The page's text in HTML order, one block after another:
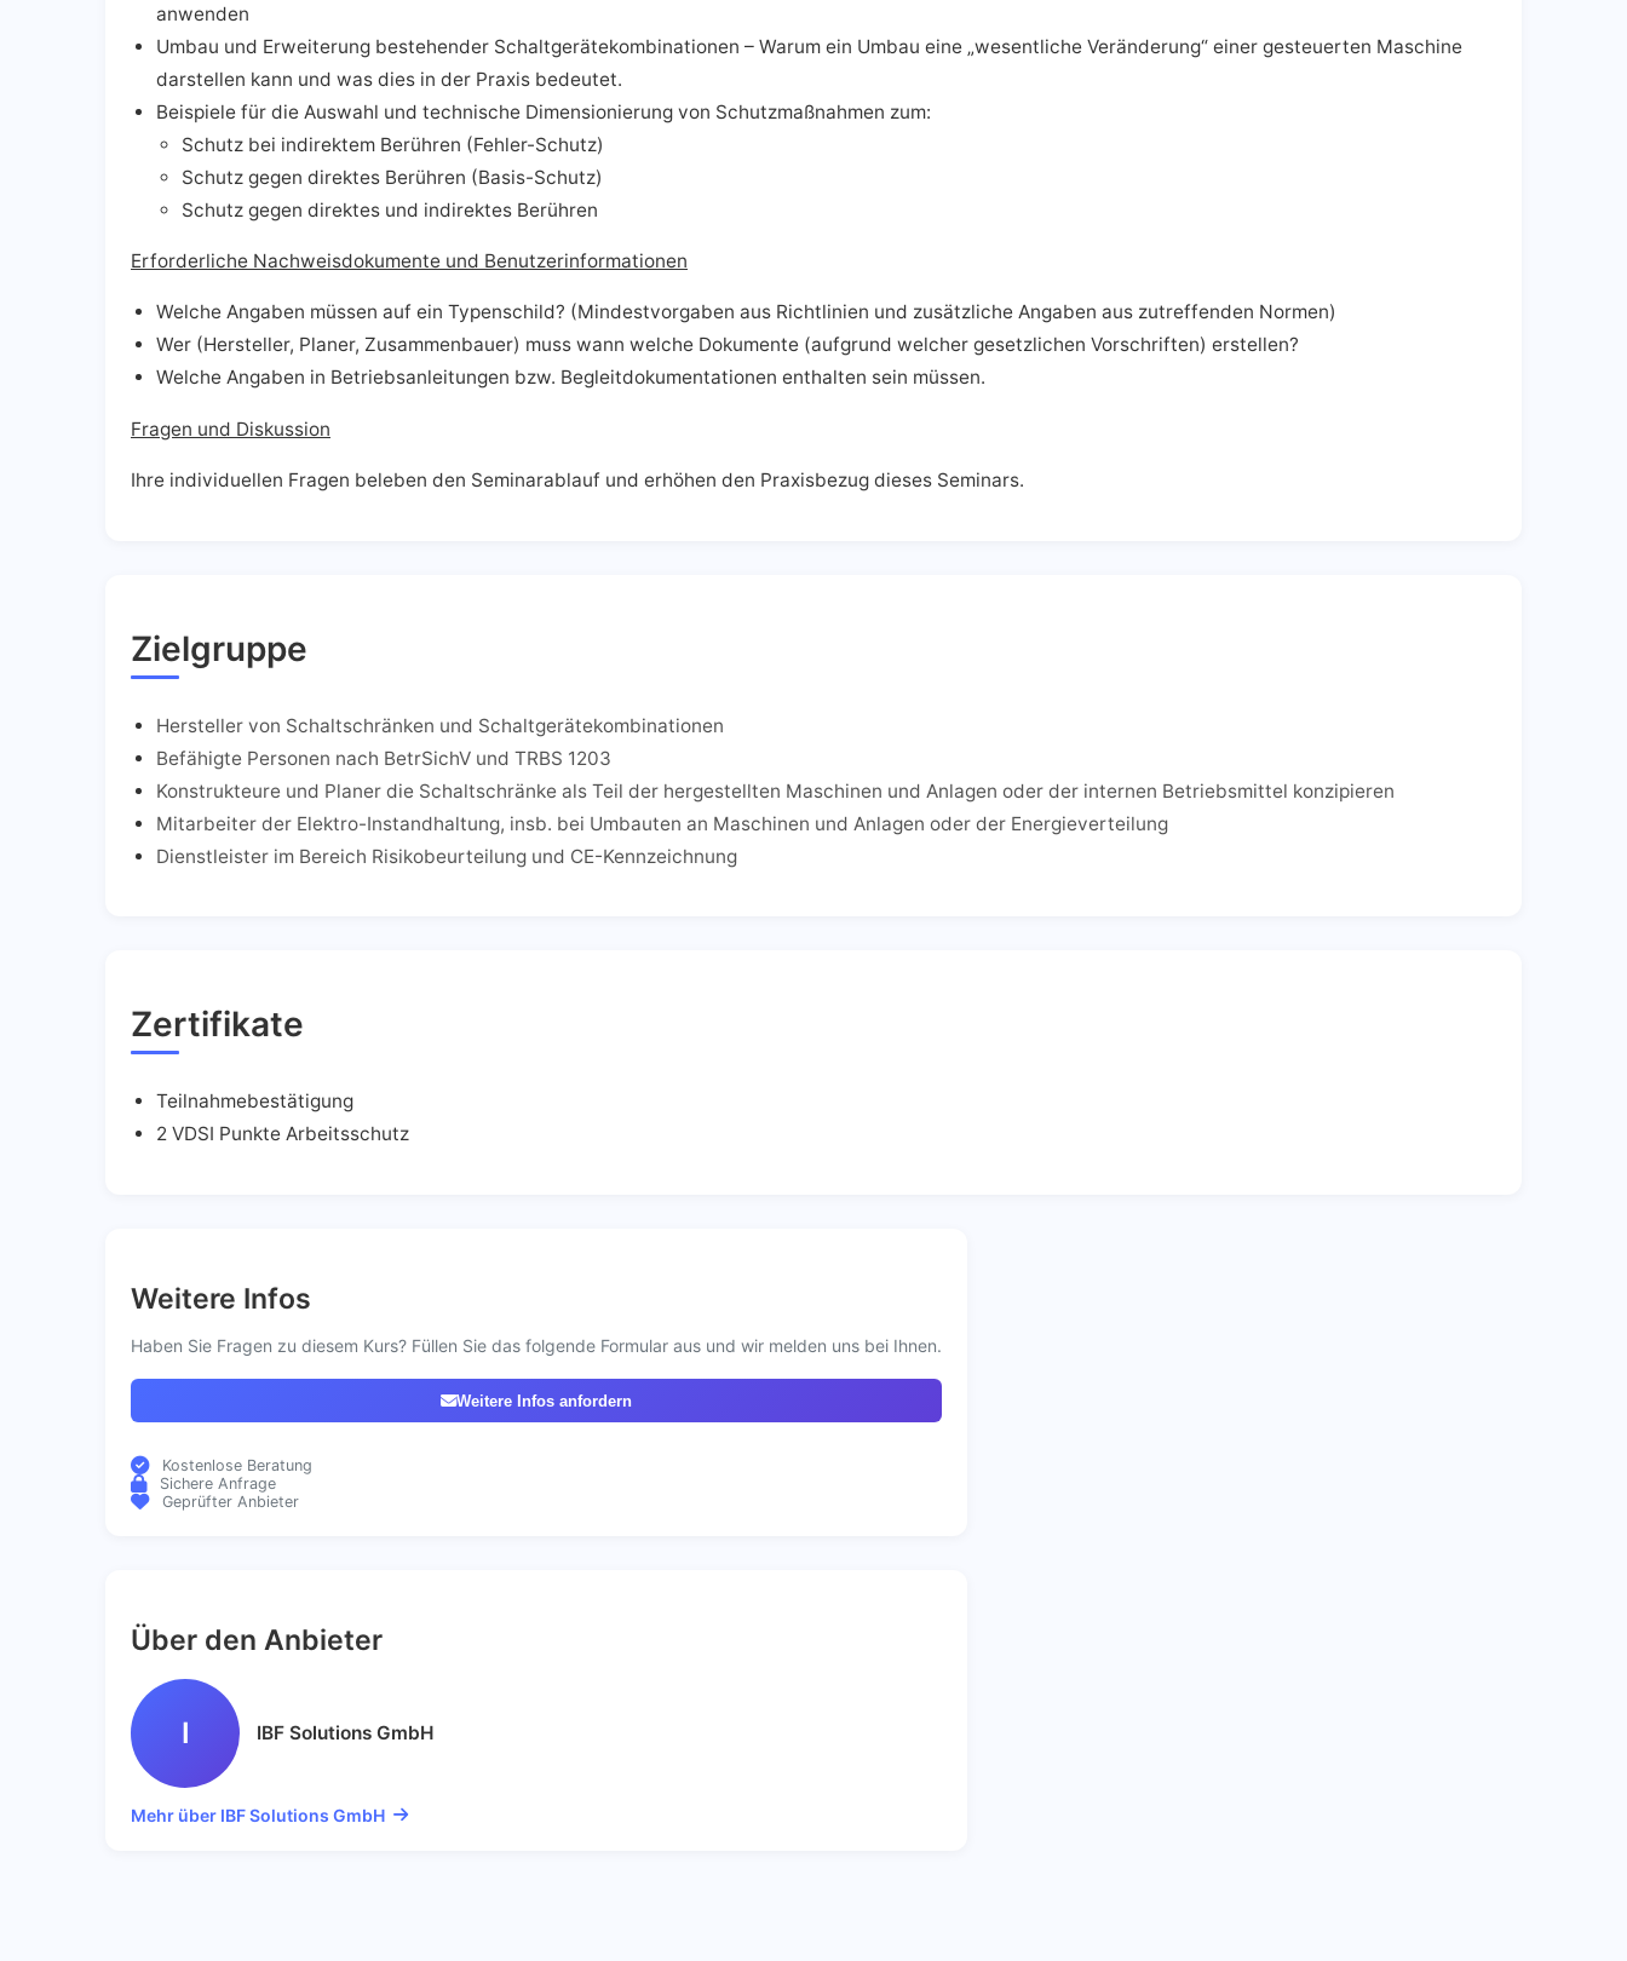
anwenden
Umbau und Erweiterung bestehender Schaltgerätekombinationen – Warum ein Umbau eine „wesentliche Veränderung“ einer gesteuerten Maschine
darstellen kann und was dies in der Praxis bedeutet.
Beispiele für die Auswahl und technische Dimensionierung von Schutzmaßnahmen zum:
Schutz bei indirektem Berühren (Fehler-Schutz)
Schutz gegen direktes Berühren (Basis-Schutz)
Schutz gegen direktes und indirektes Berühren
Erforderliche Nachweisdokumente und Benutzerinformationen
Welche Angaben müssen auf ein Typenschild? (Mindestvorgaben aus Richtlinien und zusätzliche Angaben aus zutreffenden Normen)
Wer (Hersteller, Planer, Zusammenbauer) muss wann welche Dokumente (aufgrund welcher gesetzlichen Vorschriften) erstellen?
Welche Angaben in Betriebsanleitungen bzw. Begleitdokumentationen enthalten sein müssen.
Fragen und Diskussion
Ihre individuellen Fragen beleben den Seminarablauf und erhöhen den Praxisbezug dieses Seminars.
Zielgruppe
Hersteller von Schaltschränken und Schaltgerätekombinationen
Befähigte Personen nach BetrSichV und TRBS 1203
Konstrukteure und Planer die Schaltschränke als Teil der hergestellten Maschinen und Anlagen oder der internen Betriebsmittel konzipieren
Mitarbeiter der Elektro-Instandhaltung, insb. bei Umbauten an Maschinen und Anlagen oder der Energieverteilung
Dienstleister im Bereich Risikobeurteilung und CE-Kennzeichnung
Zertifikate
Teilnahmebestätigung
2 VDSI Punkte Arbeitsschutz
Weitere Infos
Haben Sie Fragen zu diesem Kurs? Füllen Sie das folgende Formular aus und wir melden uns bei Ihnen.
Weitere Infos anfordern
Kostenlose Beratung
Sichere Anfrage
Geprüfter Anbieter
Über den Anbieter
I IBF Solutions GmbH
Mehr über IBF Solutions GmbH